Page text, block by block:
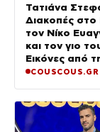
Τατιάνα
Διακοπές στο
τον Νίκο
και τον γιο
Εικόνες από
Κεφαλονιά
COUSCOUS.GR